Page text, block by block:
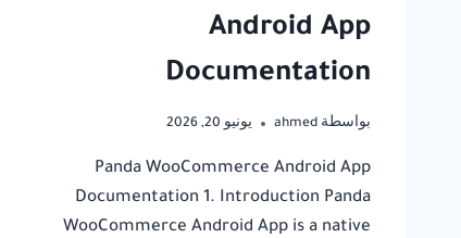
Android App
Documentation
بواسطة ahmed يونيو 20, 2026
Panda WooCommerce Android App
Documentation 1. Introduction Panda
WooCommerce Android App is a native